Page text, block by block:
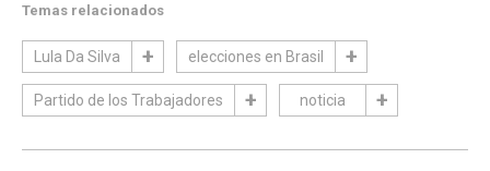
Temas relacionados
Lula Da Silva elecciones en Brasil
Partido de los Trabajadores noticia